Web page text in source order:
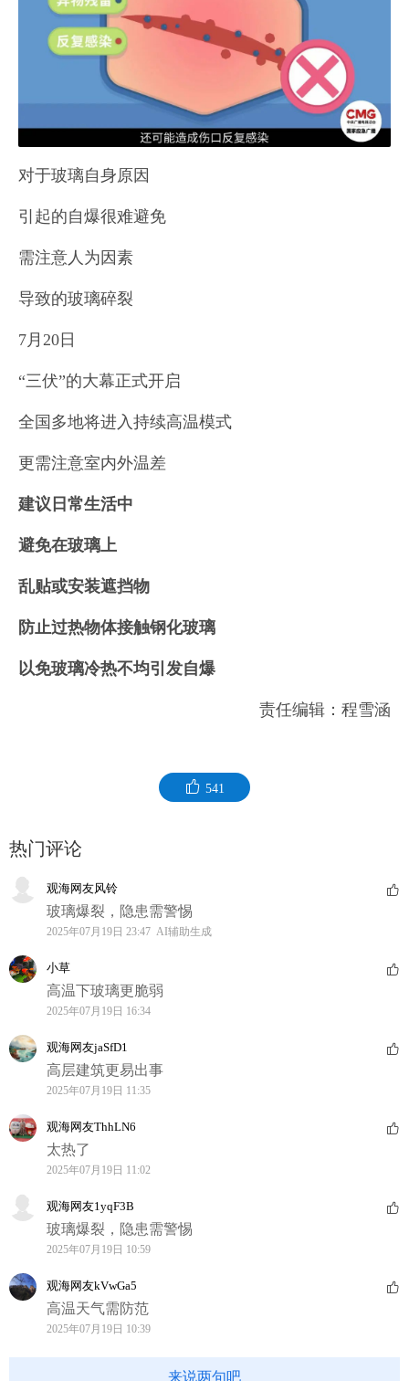
对于玻璃自身原因
引起的自爆很难避免
需注意人为因素
导致的玻璃碎裂
7月20日
“三伏”的大幕正式开启
全国多地将进入持续高温模式
更需注意室内外温差
建议日常生活中
避免在玻璃上
乱贴或安装遮挡物
防止过热物体接触钢化玻璃
以免玻璃冷热不均引发自爆
责任编辑：程雪涵
541
热门评论
观海网友风铃
玻璃爆裂，隐患需警惕
2025年07月19日 23:47 AI辅助生成
小草
高温下玻璃更脆弱
2025年07月19日 16:34
观海网友jaSfD1
高层建筑更易出事
2025年07月19日 11:35
观海网友ThhLN6
太热了
2025年07月19日 11:02
观海网友1yqF3B
玻璃爆裂，隐患需警惕
2025年07月19日 10:59
观海网友kVwGa5
高温天气需防范
2025年07月19日 10:39
来说两句吧